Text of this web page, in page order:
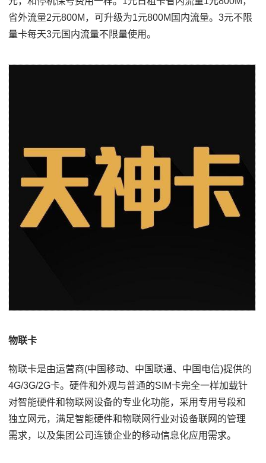
省外流量2元800M，可升级为1元800M国内流量。3元不限
量卡每天3元国内流量不限量使用。
物联卡
物联卡是由运营商(中国移动、中国联通、中国电信)提供的
4G/3G/2G卡。硬件和外观与普通的SIM卡完全一样加载针
对智能硬件和物联网设备的专业化功能，采用专用号段和
独立网元，满足智能硬件和物联网行业对设备联网的管理
需求，以及集团公司连锁企业的移动信息化应用需求。